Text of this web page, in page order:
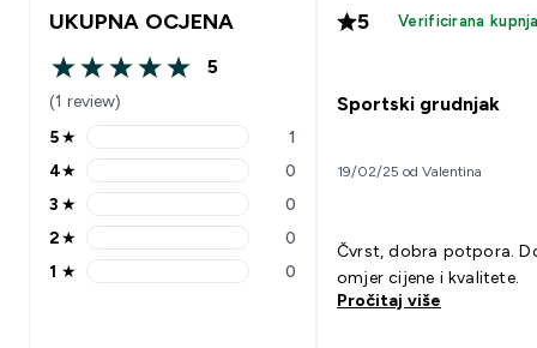
UKUPNA OCJENA
5 out of 5 stars
5
(1 review)
5 stars rating 1 reviews
5★ 1
4 stars rating 0 reviews
4★ 0
3 stars rating 0 reviews
3 ★ 0
2 stars rating 0 reviews
2★ 0
1 stars rating 0 reviews
1 ★ 0
5 Verificirana
Sportski grudnjak
19/02/25 od Valentina
Čvrst, dobra potpora.
omjer cijene i kvalitete.
Pročitaj više